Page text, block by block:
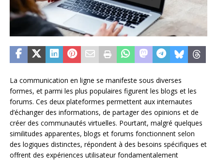
La communication en ligne se manifeste sous diverses
formes, et parmi les plus populaires figurent les blogs et les
forums. Ces deux plateformes permettent aux internautes
d’échanger des informations, de partager des opinions et de
créer des communautés virtuelles. Pourtant, malgré quelques
similitudes apparentes, blogs et forums fonctionnent selon
des logiques distinctes, répondent à des besoins spécifiques et
offrent des expériences utilisateur fondamentalement